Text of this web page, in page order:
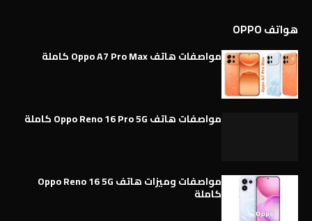
هواتف OPPO
مواصفات هاتف Oppo A7 Pro Max كاملة
مواصفات هاتف Oppo Reno 16 Pro 5G كاملة
مواصفات وميزات هاتف Oppo Reno 16 5G
كاملة